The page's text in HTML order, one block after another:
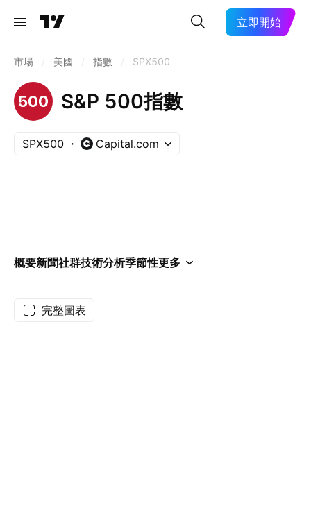
立即開始
市場 美國 指數 SPX500
S&P 500指數
SPX500 Capital.com
概要新聞社群技術分析季節性更多
完整圖表